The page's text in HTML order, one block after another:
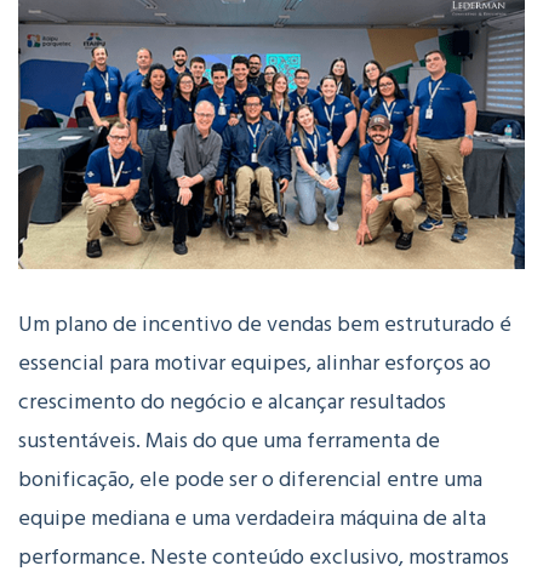
Um plano de incentivo de vendas bem estruturado é
essencial para motivar equipes, alinhar esforços ao
crescimento do negócio e alcançar resultados
sustentáveis. Mais do que uma ferramenta de
bonificação, ele pode ser o diferencial entre uma
equipe mediana e uma verdadeira máquina de alta
performance. Neste conteúdo exclusivo, mostramos